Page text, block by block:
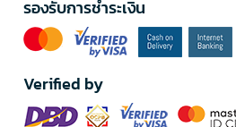
รองรับการชำระเงิน
Verified by